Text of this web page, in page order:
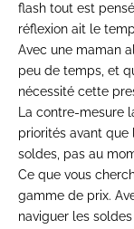
flash tout est
réflexion ait le
Avec une maman
peu de temps, et
nécessité cette
La contre-mesure
priorités avant
soldes, pas au
Ce que vous
gamme de prix.
naviguer les